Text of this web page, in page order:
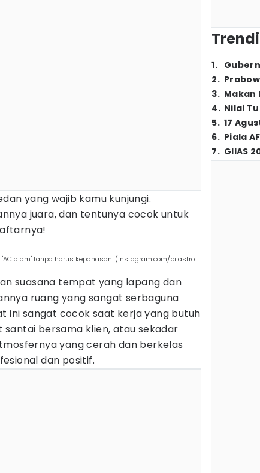
yang wajib kamu kunjungi.
juara, dan tentunya cocok untuk
alam" tanpa harus kepanasan. (instagram.com/pilastro
suasana tempat yang lapang dan
ruang yang sangat serbaguna
ini sangat cocok saat kerja yang butuh
bersama klien, atau sekadar
yang cerah dan berkelas
dan positif.
1.
2.
3. Makan
4. Nilai
5. 17
6. Piala
7. GIIAS